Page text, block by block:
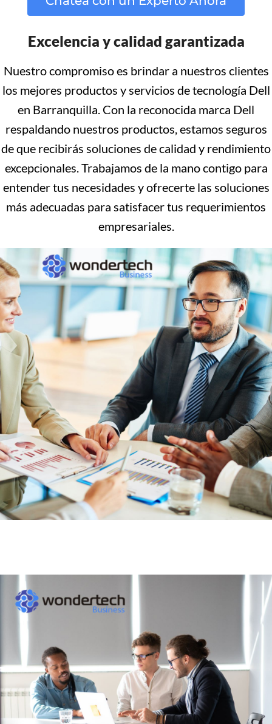
Excelencia y calidad garantizada
Nuestro compromiso es brindar a nuestros clientes
los mejores productos y servicios de tecnología Dell
en Barranquilla. Con la reconocida marca Dell
respaldando nuestros productos, estamos seguros
de que recibirás soluciones de calidad y rendimiento
excepcionales. Trabajamos de la mano contigo para
entender tus necesidades y ofrecerte las soluciones
más adecuadas para satisfacer tus requerimientos
empresariales.